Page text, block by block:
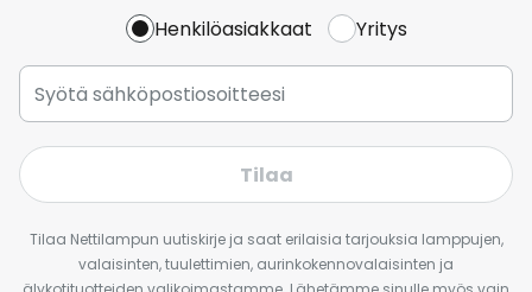
Henkilöasiakkaat Yritys
Tilaa
Tilaa Nettilampun uutiskirje ja saat erilaisia tarjouksia lamppujen,
valaisinten, tuulettimien, aurinkokennovalaisinten ja